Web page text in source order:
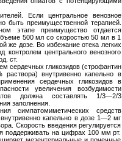
Если центральное венозное
быть преимущественной терапией.
этапе преимущество отдается
500 мл со скоростью 50 мл в 1
же дозе. Во избежание отека легких
контролем центрального венозного
ст.
сердечных гликозидов (строфантин
внутривенно капельно в
сердечных гликозидов в
увеличения возбудимости
должна составлять 1/3—2/3
заполнения.
симпатомиметических средств
капельно в дозе 1—2 мг
Скорость введения регулируется
поддерживать на цифрах 100 мм рт.